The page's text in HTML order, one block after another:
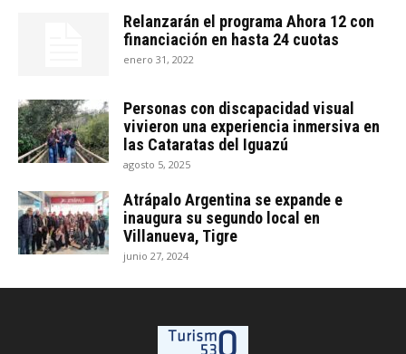
Relanzarán el programa Ahora 12 con
financiación en hasta 24 cuotas
enero 31, 2022
Personas con discapacidad visual
vivieron una experiencia inmersiva en
las Cataratas del Iguazú
agosto 5, 2025
Atrápalo Argentina se expande e
inaugura su segundo local en
Villanueva, Tigre
junio 27, 2024